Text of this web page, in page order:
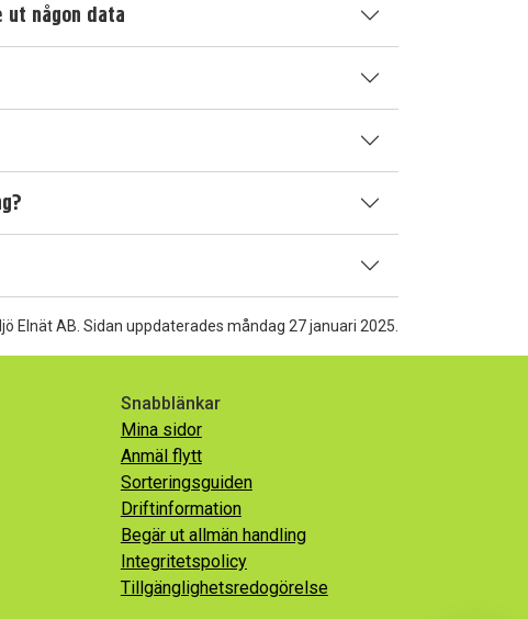
någon data
Elnät AB. Sidan uppdaterades måndag 27 januari 2025.
Snabblänkar
Mina sidor
Anmäl flytt
Sorteringsguiden
Driftinformation
Begär ut allmän handling
Integritetspolicy
Tillgänglighetsredogörelse